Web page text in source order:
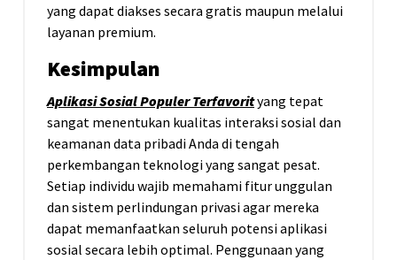
yang dapat diakses secara gratis maupun melalui
layanan premium.
Kesimpulan
Aplikasi Sosial Populer Terfavorityang tepat
sangat menentukan kualitas interaksi sosial dan
keamanan data pribadi Anda di tengah
perkembangan teknologi yang sangat pesat.
Setiap individu wajib memahami fitur unggulan
dan sistem perlindungan privasi agar mereka
dapat memanfaatkan seluruh potensi aplikasi
sosial secara lebih optimal. Penggunaan yang